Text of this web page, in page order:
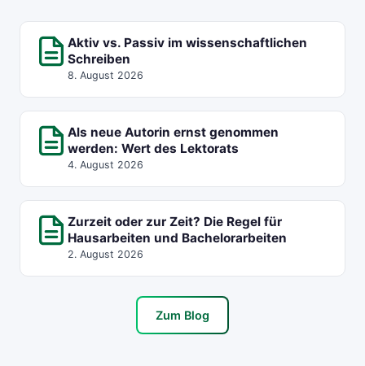
Aktiv vs. Passiv im wissenschaftlichen
Schreiben
8. August 2026
Als neue Autorin ernst genommen
werden: Wert des Lektorats
4. August 2026
Zurzeit oder zur Zeit? Die Regel für
Hausarbeiten und Bachelorarbeiten
2. August 2026
Zum Blog